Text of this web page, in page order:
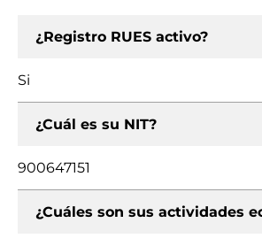
¿Registro RUES activo?
Si
¿Cuál es su NIT?
900647151
¿Cuáles son sus actividades